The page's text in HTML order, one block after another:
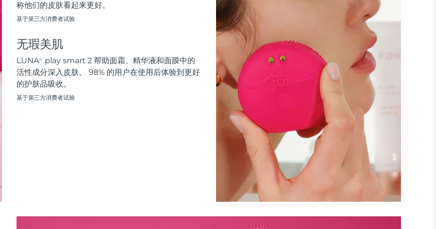
称他们的皮肤看起来更好。
基于第三方消费者试验
无瑕美肌
LUNATM
play smart 2 帮助面霜、精华液和面膜中的
活性成分深入皮肤。 98% 的用户在使用后体验到更好
的护肤品吸收。
基于第三方消费者试验